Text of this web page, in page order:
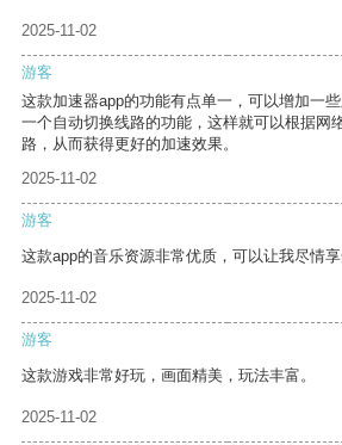
2025-11-02
游客
这款加速器app的功能有点单一，可以增加一
一个自动切换线路的功能，这样就可以根据网
路，从而获得更好的加速效果。
2025-11-02
游客
这款app的音乐资源非常优质，可以让我尽情享
2025-11-02
游客
这款游戏非常好玩，画面精美，玩法丰富。
2025-11-02